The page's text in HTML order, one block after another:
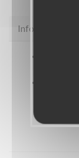
Infos pratiques